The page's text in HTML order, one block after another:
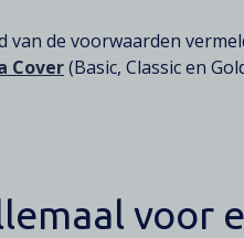
van de voorwaarden
Cover(Basic, Classic en
voor